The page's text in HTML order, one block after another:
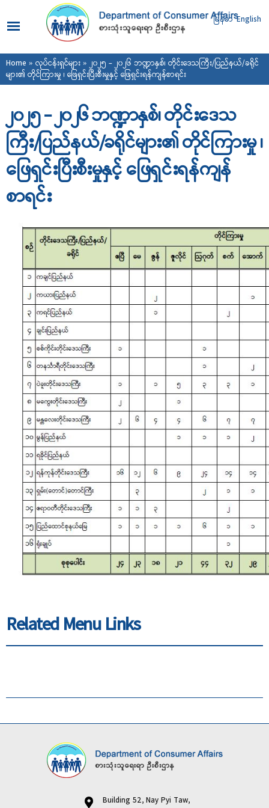
main
content
မြန်မာ English
You are here
Home » လုပ်ငန်းရှင်များ» ၂၀၂၅ - ၂၀၂၆ ဘဏ္ဍာနှစ်၊ တိုင်းဒေသကြီး/ပြည်နယ်/ခရိုင်
များ၏ တိုင်ကြားမှု ၊ ဖြေရှင်းပြီးစီးမှုနှင့် ဖြေရှင်းရန်ကျန်စာရင်း
၂၀၂၅ - ၂၀၂၆ ဘဏ္ဍာနှစ်၊ တိုင်းဒေသ
ကြီး/ပြည်နယ်/ခရိုင်များ၏ တိုင်ကြားမှု ၊
ဖြေရှင်းပြီးစီးမှုနှင့် ဖြေရှင်းရန်ကျန်
စာရင်း
Related Menu Links
Building 52, Nay Pyi Taw,